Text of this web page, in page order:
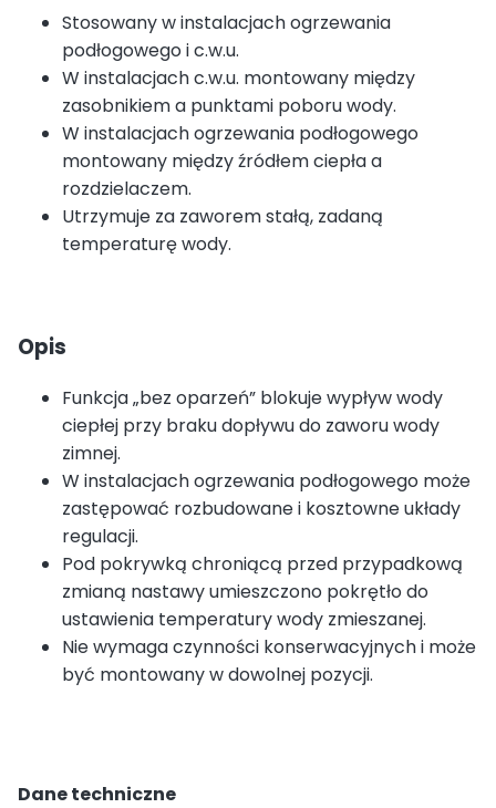
Stosowany w instalacjach ogrzewania
podłogowego i c.w.u.
W instalacjach c.w.u. montowany między
zasobnikiem a punktami poboru wody.
W instalacjach ogrzewania podłogowego
montowany między źródłem ciepła a
rozdzielaczem.
Utrzymuje za zaworem stałą, zadaną
temperaturę wody.
Opis
Funkcja „bez oparzeń” blokuje wypływ wody
ciepłej przy braku dopływu do zaworu wody
zimnej.
W instalacjach ogrzewania podłogowego może
zastępować rozbudowane i kosztowne układy
regulacji.
Pod pokrywką chroniącą przed przypadkową
zmianą nastawy umieszczono pokrętło do
ustawienia temperatury wody zmieszanej.
Nie wymaga czynności konserwacyjnych i może
być montowany w dowolnej pozycji.
Dane techniczne